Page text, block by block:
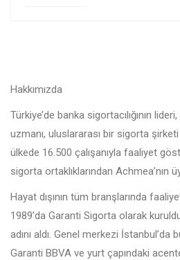
Hakkımızda
Türkiye’de banka sigortacılığının
uzmanı, uluslararası bir sigorta
ülkede 16.500 çalışanıyla faaliyet
sigorta ortaklıklarından Achmea’nın
Hayat dışının tüm branşlarında
1989’da Garanti Sigorta olarak
adını aldı. Genel merkezi İstanbul’da
Garanti BBVA ve yurt çapındaki